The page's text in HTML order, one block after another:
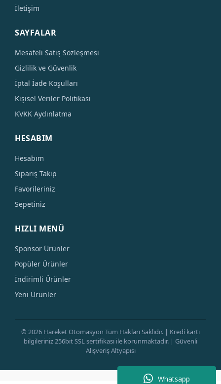
Whatsapp
İletişim
SAYFALAR
Mesafeli Satış Sözleşmesi
Gizlilik ve Güvenlik
İptal İade Koşulları
Kişisel Veriler Politikası
KVKK Aydınlatma
HESABIM
Hesabım
Sipariş Takip
Favorileriniz
Sepetiniz
HIZLI MENÜ
Sponsor Ürünler
Popüler Ürünler
İndirimli Ürünler
Yeni Ürünler
© 2026 Hareket Otomasyon Tüm Hakları Saklıdır. | Kredi kartı
bilgileriniz 256bit SSL sertifikası ile korunmaktadır. | Güvenli
Alışveriş Altyapısı